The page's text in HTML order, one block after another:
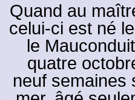
Quand au
celui-ci est né
le
quatre
neuf semaines